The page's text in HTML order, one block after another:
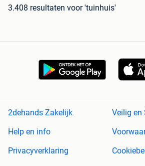
3.408 resultaten voor 'tuinhuis'
2dehands Zakelijk
Veilig en
Help en info
Privacyverklaring